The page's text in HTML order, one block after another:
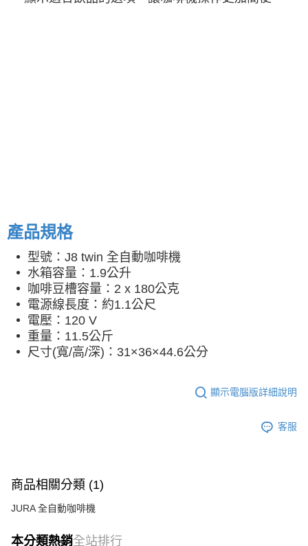
產品規格
型號：J8 twin 全自動咖啡機
水箱容量：1.9公升
咖啡豆槽容量：2 x 180公克
電源線長度：約1.1公尺
電壓： 120 V
重量：11.5公斤
尺寸(寬/高/深)：31×36×44.6公分
顯示電腦版詳細說明
客服
商品相關分類 (1)
JURA 全自動咖啡機
本分類熱銷全站排行